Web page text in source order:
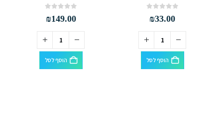
₪33.00
הוסף לסל
₪149.00
הוסף לסל